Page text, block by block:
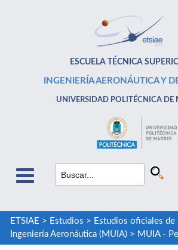
ESCUELA TÉCNICA
INGENIERÍA AERONÁUTICA Y
UNIVERSIDAD POLITÉCNICA DE
ETSIAE > Estudios > Estudios oficiales de
Ingeniería Aeronáutica (MUIA)> MUIA -